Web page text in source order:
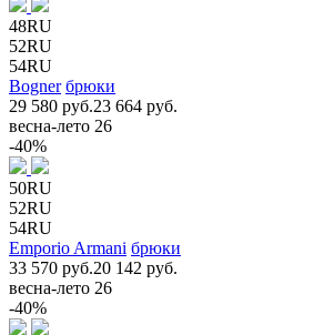
48RU
52RU
54RU
Bogner брюки
29 580 руб.23 664 руб.
весна-лето 26
-40%
50RU
52RU
54RU
Emporio Armani брюки
33 570 руб.20 142 руб.
весна-лето 26
-40%